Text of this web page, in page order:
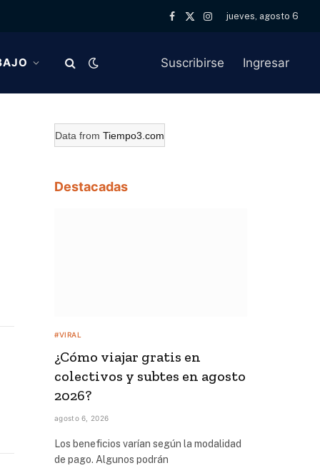
Facebook
X
Instagram
jueves, agosto 6
Suscribirse Ingresar
Data from Tiempo3.com
Destacadas
#VIRAL
¿Cómo viajar gratis en
colectivos y subtes en agosto
2026?
agosto 6, 2026
Los beneficios varían según la modalidad
de pago. Algunos podrán